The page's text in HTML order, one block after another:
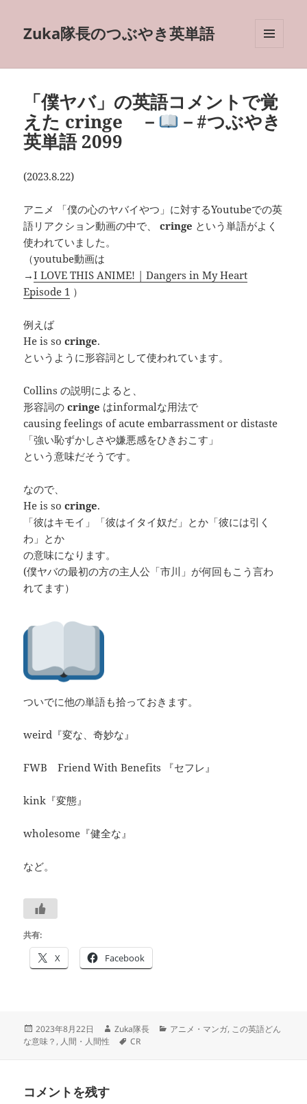
Zuka隊長のつぶやき英単語
ーとウ
ット
「僕ヤバ」の英語コメントで覚
えた cringe －
－#つぶやき
英単語 2099
(2023.8.22)
アニメ 「僕の心のヤバイやつ」に対するYoutubeでの英
語リアクション動画の中で、cringe という単語がよく
使われていました。
（youtube動画は
→I LOVE THIS ANIME! | Dangers in My Heart
Episode 1 ）
例えば
He is socringe.
というように形容詞として使われています。
Collins の説明によると、
形容詞のcringe はinformalな用法で
causing feelings of acute embarrassment or distaste
「強い恥ずかしさや嫌悪感をひきおこす」
という意味だそうです。
なので、
He is socringe.
「彼はキモイ」「彼はイタイ奴だ」とか「彼には引く
わ」とか
の意味になります。
(僕ヤバの最初の方の主人公「市川」が何回もこう言わ
れてます）
ついでに他の単語も拾っておきます。
weird『変な、奇妙な』
FWB Friend With Benefits 『セフレ』
kink『変態』
wholesome『健全な』
など。
共有:
X Facebook
投
稿
2023年8月22日
作
成
Zuka隊長
カ
アニメ・マンガ, この英語どん
な意味？ , 人間・人間性
タ
CR
コメントを残す